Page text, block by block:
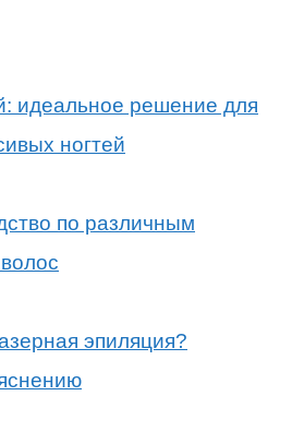
идеальное решение для
ногтей
по различным
эпиляция?